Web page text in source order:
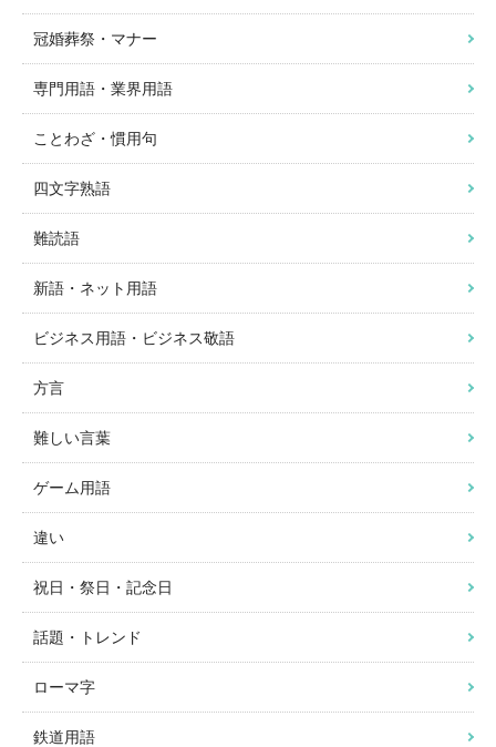
冠婚葬祭・マナー
専門用語・業界用語
ことわざ・慣用句
四文字熟語
難読語
新語・ネット用語
ビジネス用語・ビジネス敬語
方言
難しい言葉
ゲーム用語
違い
祝日・祭日・記念日
話題・トレンド
ローマ字
鉄道用語